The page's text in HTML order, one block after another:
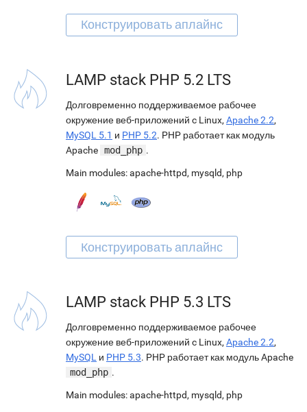
LAMP stack PHP 5.2 LTS
Долговременно поддерживаемое рабочее
окружение веб-приложений c Linux, Apache 2.2,
MySQL 5.1 и PHP 5.2. PHP работает как модуль
Apache mod_php .
Main modules:apache-httpd, mysqld, php
LAMP stack PHP 5.3 LTS
Долговременно поддерживаемое рабочее
окружение веб-приложений c Linux, Apache 2.2,
MySQL и PHP 5.3. PHP работает как модуль Apache
mod_php .
Main modules:apache-httpd, mysqld, php